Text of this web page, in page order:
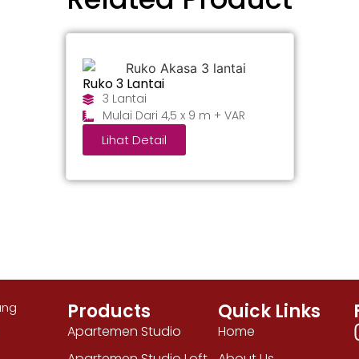
Ruko 3 Lantai
3 Lantai
Mulai Dari 4,5 x 9 m + VAR
Lihat Detail
Products
Apartemen Studio
Quick Links
Home